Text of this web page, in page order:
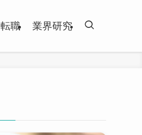
転職 業界研究